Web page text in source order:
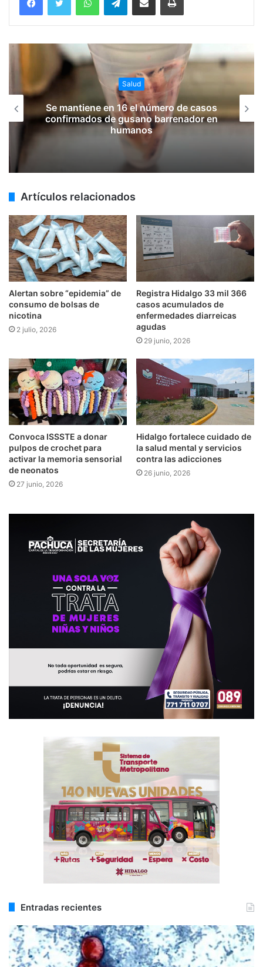
Salud
Se mantiene en 16 el número de casos
confirmados de gusano barrenador en
humanos
Artículos relacionados
Alertan sobre “epidemia” de
consumo de bolsas de
nicotina
2 julio, 2026
Registra Hidalgo 33 mil 366
casos acumulados de
enfermedades diarreicas
agudas
29 junio, 2026
Convoca ISSSTE a donar
pulpos de crochet para
activar la memoria sensorial
de neonatos
27 junio, 2026
Hidalgo fortalece cuidado de
la salud mental y servicios
contra las adicciones
26 junio, 2026
Entradas recientes